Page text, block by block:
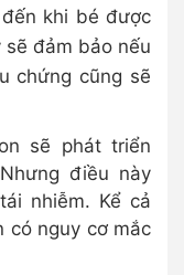
khi bé được
đảm bảo nếu
chứng cũng sẽ
sẽ phát triển
điều này
nhiễm. Kể cả
có nguy cơ mắc